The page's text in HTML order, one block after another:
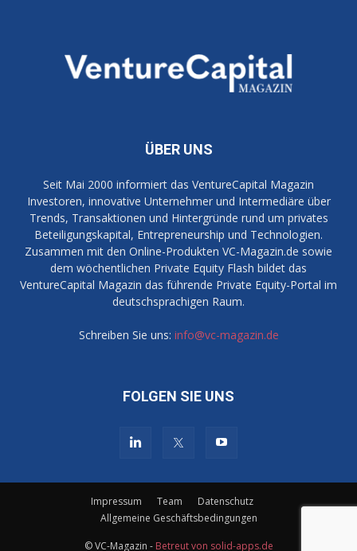
ÜBER UNS
Seit Mai 2000 informiert das VentureCapital Magazin
Investoren, innovative Unternehmer und Intermediäre über
Trends, Transaktionen und Hintergründe rund um privates
Beteiligungskapital, Entrepreneurship und Technologien.
Zusammen mit den Online-Produkten VC-Magazin.de sowie
dem wöchentlichen Private Equity Flash bildet das
VentureCapital Magazin das führende Private Equity-Portal im
deutschsprachigen Raum.
Schreiben Sie uns: info@vc-magazin.de
FOLGEN SIE UNS
Impressum Team
Datenschutz
Allgemeine Geschäftsbedingungen
© VC-Magazin - Betreut von solid-apps.de